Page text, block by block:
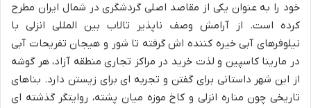
خود را به عنوان یکی از مقاصد اصلی گردشگری در شمال ایران مطرح
کرده است. از آرامش وصف ناپذیر تالاب بین المللی انزلی با
نیلوفرهای آبی خیره کننده اش گرفته تا شور و هیجان تفریحات آبی
در مارینا کاسپین و لذت خرید در مراکز تجاری منطقه آزاد، هر گوشه
از این شهر داستانی برای گفتن و تجربه ای برای زیستن دارد. بناهای
تاریخی چون مناره انزلی و کاخ موزه میان پشته، روایتگر گذشته ای